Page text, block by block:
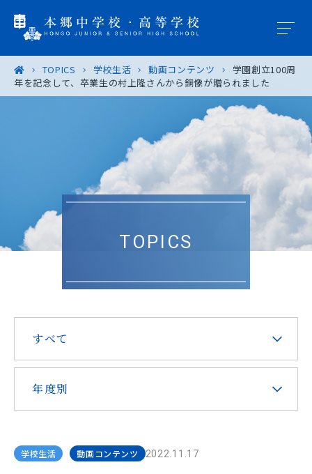
学園概要
入試案内
進路・進学
卒業生の皆様へ
在校生・保護者の皆様へ
お問い合わせ アクセス
TOPICS 学校生活 動画コンテンツ
学園創立100周
年を記念して、卒業生の村上隆さんから銅像が贈られました
TOPICS
すべて
年度別
学校生活 動画コンテンツ 2022.11.17